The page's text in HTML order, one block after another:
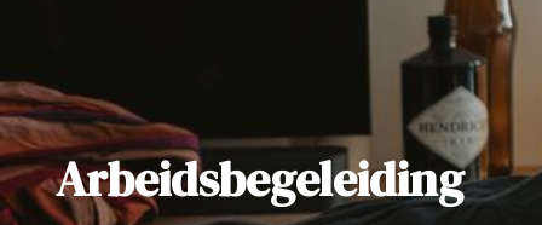
Arbeidsbegeleiding